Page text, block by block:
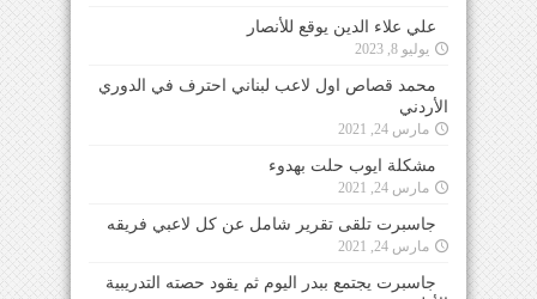
علي علاء الدين يوقع للأنصار
يوليو 8, 2023
محمد قصاص اول لاعب لبناني احترف في الدوري
الأردني
مارس 24, 2021
مشكلة ايوب حلت بهدوء
مارس 24, 2021
جاسبرت تلقى تقرير شامل عن كل لاعبي فريقه
مارس 24, 2021
جاسبرت يجتمع ببدر اليوم ثم يقود حصته التدريبية